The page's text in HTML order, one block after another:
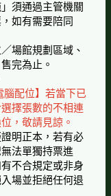
須通過主管機關
如有需要陪同
場館規劃區域、
完為止。
腦配位】若當下已
擇張數的不相連
，敬請見諒。
明正本，若有必
法單獨持票進
不合規定或非身
場並拒絕任何退